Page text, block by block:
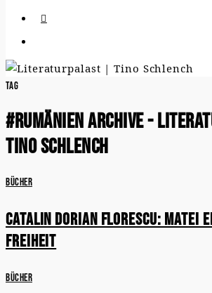
Tag
#rumänien Archive -
Tino Schlench
Bücher
Catalin Dorian Florescu: Matei
Freiheit
Bücher